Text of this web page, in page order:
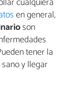
en general,
son
tener la
y llegar